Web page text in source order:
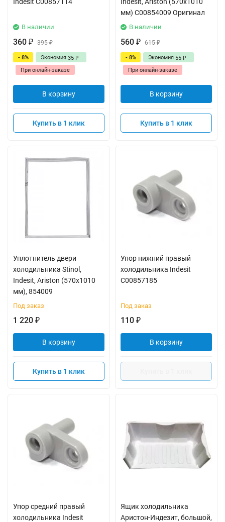
В наличии
360 ₽ 395₽
- 8% Экономия 35 ₽
При онлайн-заказе
В корзину
Купить в 1 клик
мм) C00854009 Оригинал
В наличии
560 ₽ 615₽
- 8% Экономия 55 ₽
При онлайн-заказе
В корзину
Купить в 1 клик
Уплотнитель двери
холодильника Stinol,
Indesit, Ariston (570x1010
мм), 854009
Под заказ
1 220 ₽
В корзину
Купить в 1 клик
Упор нижний правый
холодильника Indesit
C00857185
Под заказ
110 ₽
В корзину
Упор средний правый
холодильника Indesit
Ящик холодильника
Аристон-Индезит, большой,